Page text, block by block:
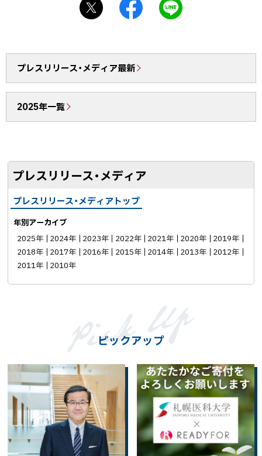
o
o
シ
送
る
プレスリリース・メディア最新
2025年一覧
プレスリリース・メディア
プレスリリース・メディアトップ
年別アーカイブ
2025年
2024年 2023年 2022年 2021年 2020年
2019年
2018年
2017年 2016年 2015年 2014年 2013年
2012年
2011年
2010年
ピックアップ